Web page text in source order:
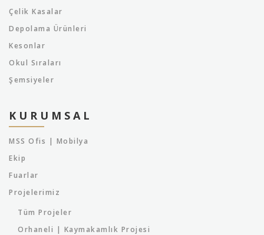
Çelik Kasalar
Depolama Ürünleri
Kesonlar
Okul Sıraları
Şemsiyeler
KURUMSAL
MSS Ofis | Mobilya
Ekip
Fuarlar
Projelerimiz
Tüm Projeler
Orhaneli | Kaymakamlık Projesi